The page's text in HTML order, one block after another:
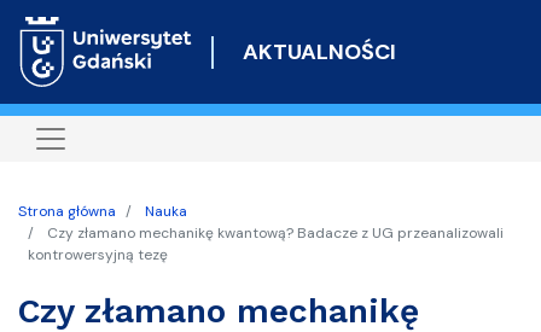
do
AKTUALNOŚCI
Strona główna
Nauka
Czy złamano mechanikę kwantową? Badacze z UG przeanalizowali
kontrowersyjną tezę
Czy złamano mechanikę